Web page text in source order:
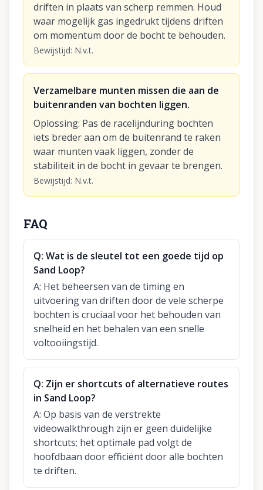
driften in plaats van scherp remmen. Houd
waar mogelijk gas ingedrukt tijdens driften
om momentum door de bocht te behouden.
Bewijstijd: N.v.t.
Verzamelbare munten missen die aan de
buitenranden van bochten liggen.
Oplossing: Pas de racelijnduring bochten
iets breder aan om de buitenrand te raken
waar munten vaak liggen, zonder de
stabiliteit in de bocht in gevaar te brengen.
Bewijstijd: N.v.t.
FAQ
Q: Wat is de sleutel tot een goede tijd op
Sand Loop?
A: Het beheersen van de timing en
uitvoering van driften door de vele scherpe
bochten is cruciaal voor het behouden van
snelheid en het behalen van een snelle
voltooiingstijd.
Q: Zijn er shortcuts of alternatieve routes
in Sand Loop?
A: Op basis van de verstrekte
videowalkthrough zijn er geen duidelijke
shortcuts; het optimale pad volgt de
hoofdbaan door efficiënt door alle bochten
te driften.